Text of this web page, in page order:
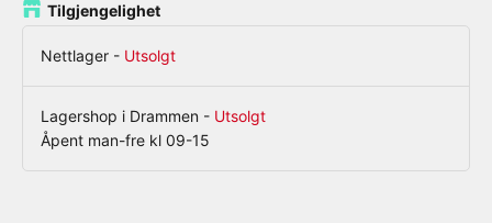
Tilgjengelighet
Nettlager - Utsolgt
Lagershop i Drammen - Utsolgt
Åpent man-fre kl 09-15